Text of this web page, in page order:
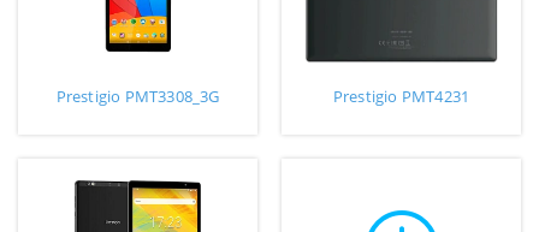
Prestigio PMT3308_3G Prestigio PMT4231